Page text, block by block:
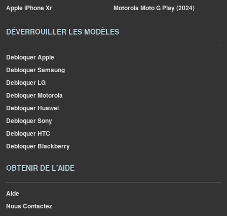
AppleiPhone Xr MotorolaMoto G Play (2024)
DÉVERROUILLER LES MODÈLES
Debloquer Apple
Debloquer Samsung
Debloquer LG
Debloquer Motorola
Debloquer Huawei
Debloquer Sony
Debloquer HTC
Debloquer Blackberry
OBTENIR DE L'AIDE
Aide
Nous Contactez